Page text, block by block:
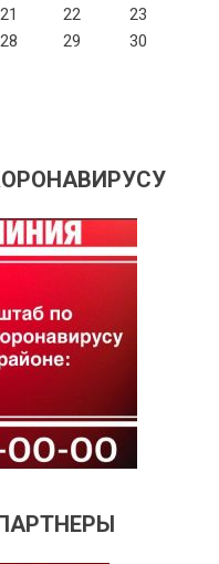
21 22
23
28 29
30